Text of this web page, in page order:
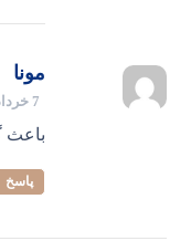
مونا
7 خرداد 1404
باعث
پاسخ